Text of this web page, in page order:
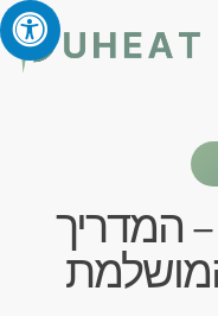
– המדריך